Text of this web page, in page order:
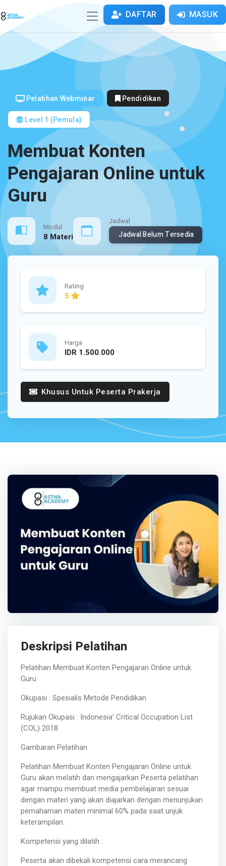
DAFTAR MASUK
Pelatihan Webminar Pendidikan
Level 1 (Pemula)
Membuat Konten
Pengajaran Online untuk
Guru
Modul
8 Materi
Jadwal
Jadwal Belum Tersedia
Rating
5
Harga
IDR 1.500.000
Khusus Untuk Peserta Prakerja
Deskripsi Pelatihan
Pelatihan Membuat Konten Pengajaran Online untuk
Guru
Okupasi : Spesialis Metode Pendidikan
Rujukan Okupasi : Indonesia’ Critical Occupation List
(COL) 2018
Gambaran Pelatihan
Pelatihan Membuat Konten Pengajaran Online untuk
Guru akan melatih dan mengajarkan Peserta pelatihan
agar mampu membuat media pembelajaran sesuai
dengan materi yang akan diajarkan dengan menunjukan
pemahaman materi minimal 60% pada saat unjuk
keterampilan.
Kompetensi yang dilatih :
Peserta akan dibekali kompetensi cara merancang